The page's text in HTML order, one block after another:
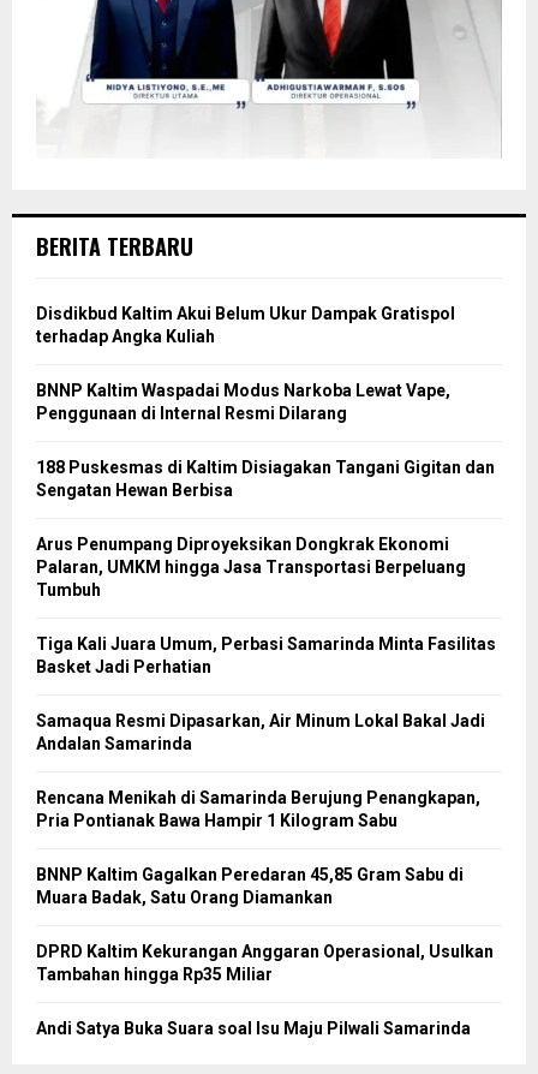
BERITA TERBARU
Disdikbud Kaltim Akui Belum Ukur Dampak Gratispol
terhadap Angka Kuliah
BNNP Kaltim Waspadai Modus Narkoba Lewat Vape,
Penggunaan di Internal Resmi Dilarang
188 Puskesmas di Kaltim Disiagakan Tangani Gigitan dan
Sengatan Hewan Berbisa
Arus Penumpang Diproyeksikan Dongkrak Ekonomi
Palaran, UMKM hingga Jasa Transportasi Berpeluang
Tumbuh
Tiga Kali Juara Umum, Perbasi Samarinda Minta Fasilitas
Basket Jadi Perhatian
Samaqua Resmi Dipasarkan, Air Minum Lokal Bakal Jadi
Andalan Samarinda
Rencana Menikah di Samarinda Berujung Penangkapan,
Pria Pontianak Bawa Hampir 1 Kilogram Sabu
BNNP Kaltim Gagalkan Peredaran 45,85 Gram Sabu di
Muara Badak, Satu Orang Diamankan
DPRD Kaltim Kekurangan Anggaran Operasional, Usulkan
Tambahan hingga Rp35 Miliar
Andi Satya Buka Suara soal Isu Maju Pilwali Samarinda